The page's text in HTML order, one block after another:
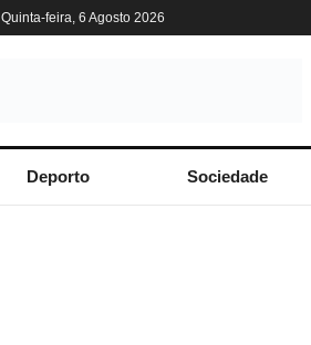
Quinta-feira, 6 Agosto 2026
Deporto Sociedade